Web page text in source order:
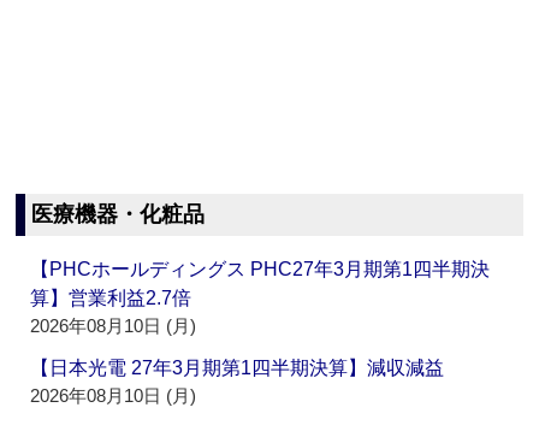
医療機器・化粧品
【PHCホールディングス PHC27年3月期第1四半期決
算】営業利益2.7倍
2026年08月10日 (月)
【日本光電 27年3月期第1四半期決算】減収減益
2026年08月10日 (月)